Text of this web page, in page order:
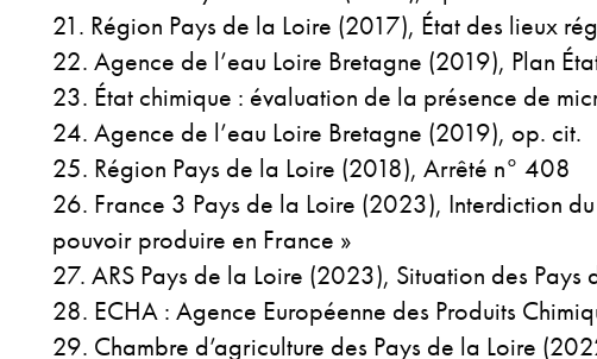
Région Pays de la Loire (2017), État des lieux
Agence de l’eau Loire Bretagne (2019), Plan
État chimique : évaluation de la présence de
Agence de l’eau Loire Bretagne (2019), op. cit.
Région Pays de la Loire (2018), Arrêté n° 408
France 3 Pays de la Loire (2023), Interdiction
pouvoir produire en France »
ARS Pays de la Loire (2023), Situation des
ECHA : Agence Européenne des Produits
Chambre d’agriculture des Pays de la Loire